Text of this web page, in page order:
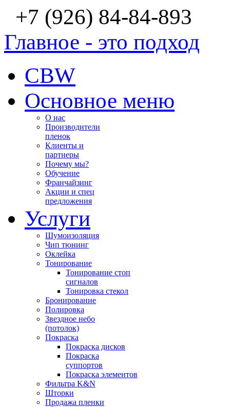
+7 (926) 84-84-893
Главное - это подход
CBW
Основное меню
О нас
Производители
пленок
Клиенты и
партнеры
Почему мы?
Обучение
Франчайзинг
Акции и спец
предложения
Услуги
Шумоизоляция
Чип тюнинг
Оклейка
Тонирование
Тонирование стоп
сигналов
Тонировка стекол
Бронирование
Полировка
Звездное небо
(потолок)
Покраска
Покраска дисков
Покраска
суппортов
Покраска элементов
Фильтра K&N
Шторки
Продажа пленки